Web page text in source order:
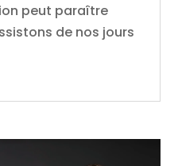
peut paraître
de nos jours